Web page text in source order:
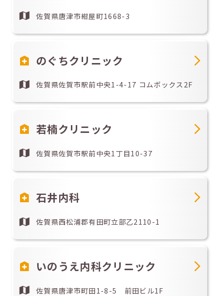
佐賀県唐津市紺屋町1668-3
のぐちクリニック
佐賀県佐賀市駅前中央1-4-17 コムボックス2F
若楠クリニック
佐賀県佐賀市駅前中央1丁目10-37
石井内科
佐賀県西松浦郡有田町立部乙2110-1
いのうえ内科クリニック
佐賀県唐津市町田1-8-5 前田ビル1F